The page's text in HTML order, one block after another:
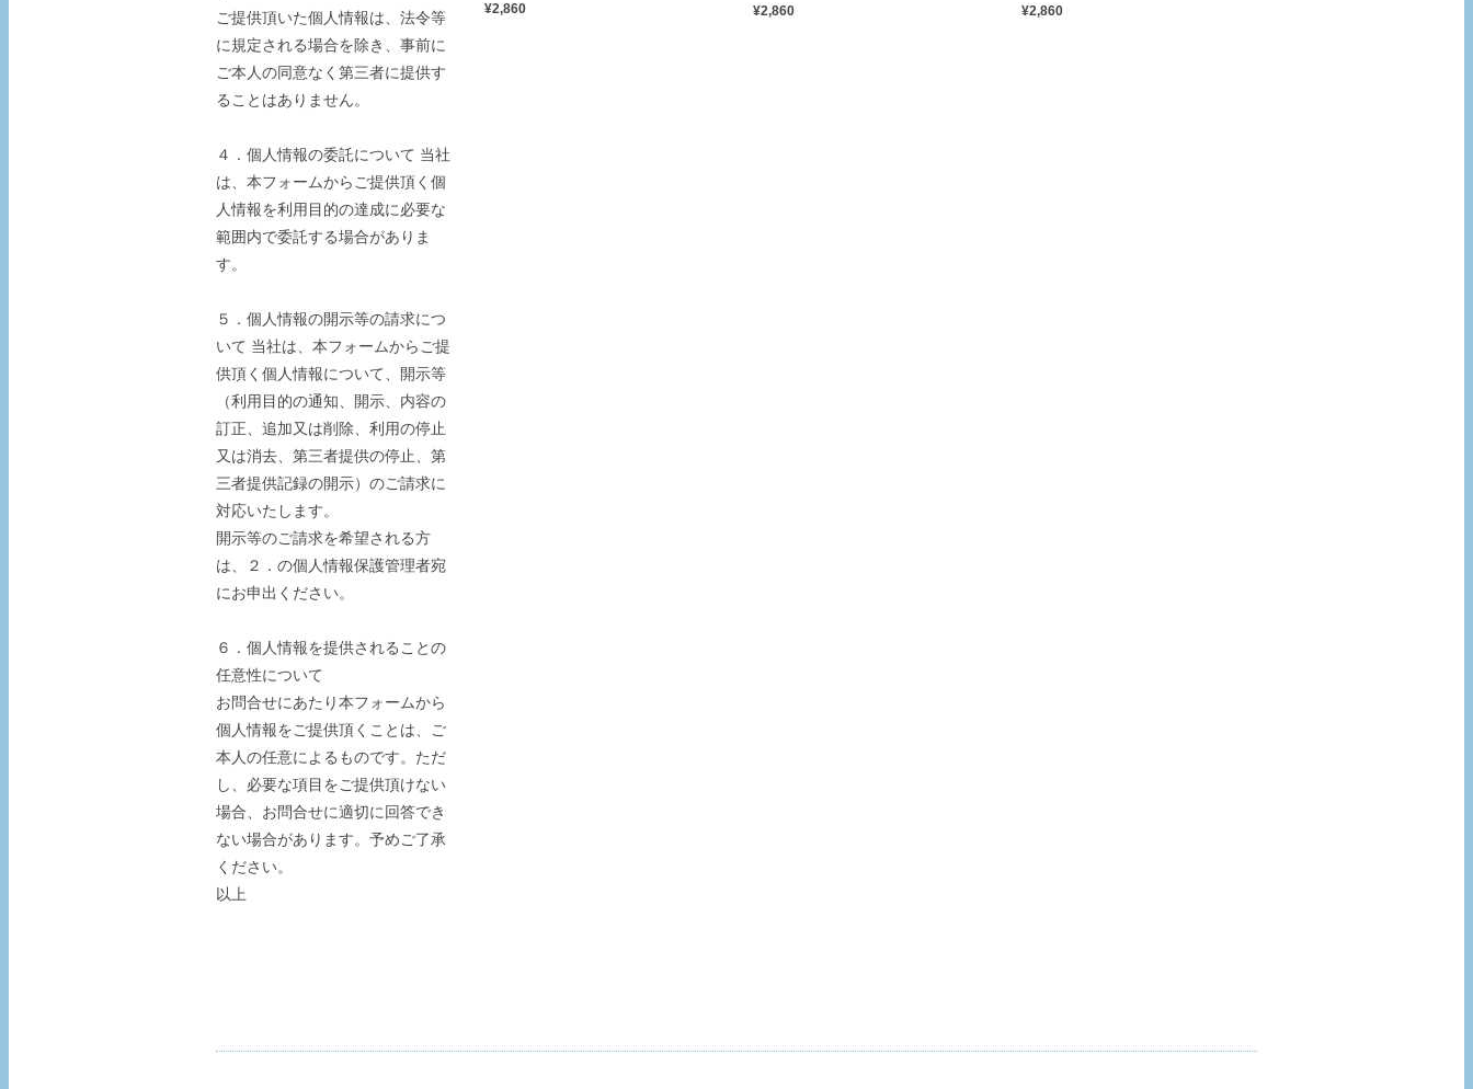
¥2,860 ¥2,860 ¥2,860
ご提供頂いた個人情報は、法令等
に規定される場合を除き、事前に
ご本人の同意なく第三者に提供す
ることはありません。
４．個人情報の委託について 当社
は、本フォームからご提供頂く個
人情報を利用目的の達成に必要な
範囲内で委託する場合がありま
す。
５．個人情報の開示等の請求につ
いて 当社は、本フォームからご提
供頂く個人情報について、開示等
（利用目的の通知、開示、内容の
訂正、追加又は削除、利用の停止
又は消去、第三者提供の停止、第
三者提供記録の開示）のご請求に
対応いたします。
開示等のご請求を希望される方
は、２．の個人情報保護管理者宛
にお申出ください。
６．個人情報を提供されることの
任意性について
お問合せにあたり本フォームから
個人情報をご提供頂くことは、ご
本人の任意によるものです。ただ
し、必要な項目をご提供頂けない
場合、お問合せに適切に回答でき
ない場合があります。予めご了承
ください。
以上